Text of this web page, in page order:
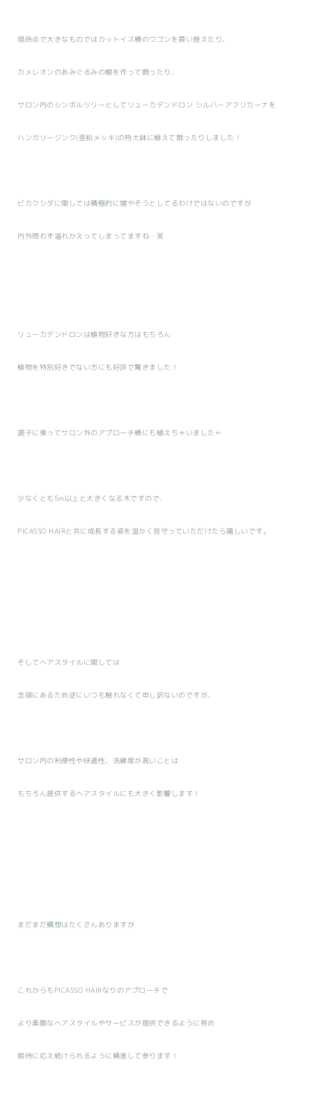
現時点で大きなものではカットイス横のワゴンを買い替えたり、
カメレオンのあみぐるみの棚を作って飾ったり、
サロン内のシンボルツリーとしてリューカデンドロン シルバーアフリカーナを
ハンガリージンク(亜鉛メッキ)の特大鉢に植えて飾ったりしました！
ビカクシダに関しては積極的に増やそうとしてるわけではないのですが
内外問わず溢れかえってしまってますね…笑
リューカデンドロンは植物好きな方はもちろん
植物を特別好きでない方にも好評で驚きました！
調子に乗ってサロン外のアプローチ横にも植えちゃいました←
少なくとも5m以上と大きくなる木ですので、
PICASSO HAIRと共に成長する姿を温かく見守っていただけたら嬉しいです。
そしてヘアスタイルに関しては
念頭にあるため逆にいつも触れなくて申し訳ないのですが、
サロン内の利便性や快適性、洗練度が高いことは
もちろん提供するヘアスタイルにも大きく影響します！
まだまだ構想はたくさんありますが
これからもPICASSO HAIRなりのアプローチで
より素敵なヘアスタイルやサービスが提供できるように努め
期待に応え続けられるように精進して参ります！